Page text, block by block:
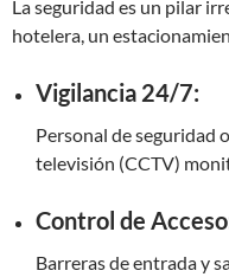
La seguridad es un pilar
hotelera, un
Vigilancia 24/7:
Personal de seguridad
televisión (CCTV)
Control de
Barreras de entrada y